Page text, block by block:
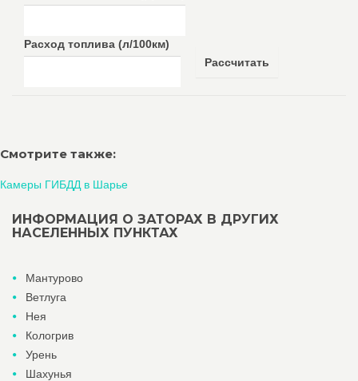
Расход топлива (л/100км)
Рассчитать
Смотрите также:
Камеры ГИБДД в Шарье
ИНФОРМАЦИЯ О ЗАТОРАХ В ДРУГИХ
НАСЕЛЕННЫХ ПУНКТАХ
Мантурово
Ветлуга
Нея
Кологрив
Урень
Шахунья